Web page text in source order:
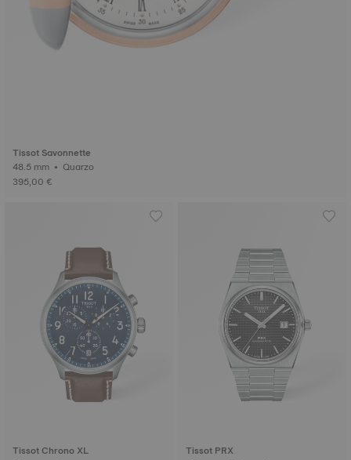
Tissot Savonnette
48.5 mm • Quarzo
395,00 €
Tissot Chrono XL
Tissot PRX